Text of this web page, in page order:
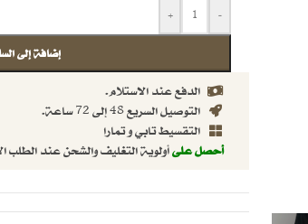
-
+
إضافة إلى
الدفع عند الاستلام.
التوصيل السريع 48 إلى 72 ساعة.
التقسيط تابي و تمارا
أحصل علىأولوية التغليف والشحن عند الطلب